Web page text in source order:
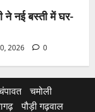
ने नई बस्ती में घर-
2026 0
चमोली
पौड़ी गढ़वाल